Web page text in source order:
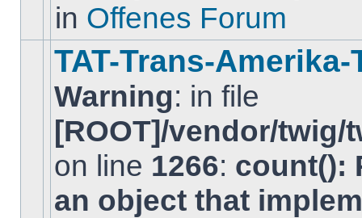
BeitrÃ¤ge
Thema.
in Offenes Forum
gibt
keine
neuen
TAT-Trans-Amerika-
Warning: in file
[ROOT]/vendor/
on line 1266: count():
an object that